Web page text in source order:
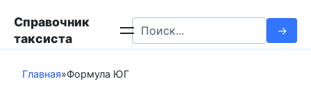
контенту
Справочник
таксиста
Search
for:
Главная»Формула ЮГ